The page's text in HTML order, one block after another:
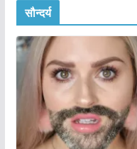
सौन्दर्य